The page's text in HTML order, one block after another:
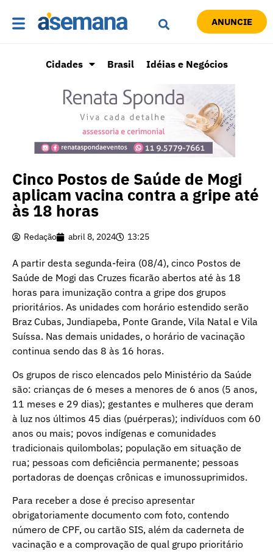
ANUNCIE
Cidades Brasil Idéias e Negócios
Cinco Postos de Saúde de Mogi
aplicam vacina contra a gripe até
às 18 horas
Redação abril 8, 2024 13:25
A partir desta segunda-feira (08/4), cinco Postos de
Saúde de Mogi das Cruzes ficarão abertos até às 18
horas para imunização contra a gripe dos grupos
prioritários. As unidades com horário estendido serão
Braz Cubas, Jundiapeba, Ponte Grande, Vila Natal e Vila
Suíssa. Nas demais unidades, o horário de vacinação
continua sendo das 8 às 16 horas.
Os grupos de risco elencados pelo Ministério da Saúde
são: crianças de 6 meses a menores de 6 anos (5 anos,
11 meses e 29 dias); gestantes e mulheres que deram
à luz nos últimos 45 dias (puérperas); indivíduos com 60
anos ou mais; povos indígenas e comunidades
tradicionais quilombolas; população em situação de
rua; pessoas com deficiência permanente; pessoas
portadoras de doenças crônicas e imunossuprimidos.
Para receber a dose é preciso apresentar
obrigatoriamente documento com foto, contendo
número de CPF, ou cartão SIS, além da caderneta de
vacinação e a comprovação de qual grupo prioritário